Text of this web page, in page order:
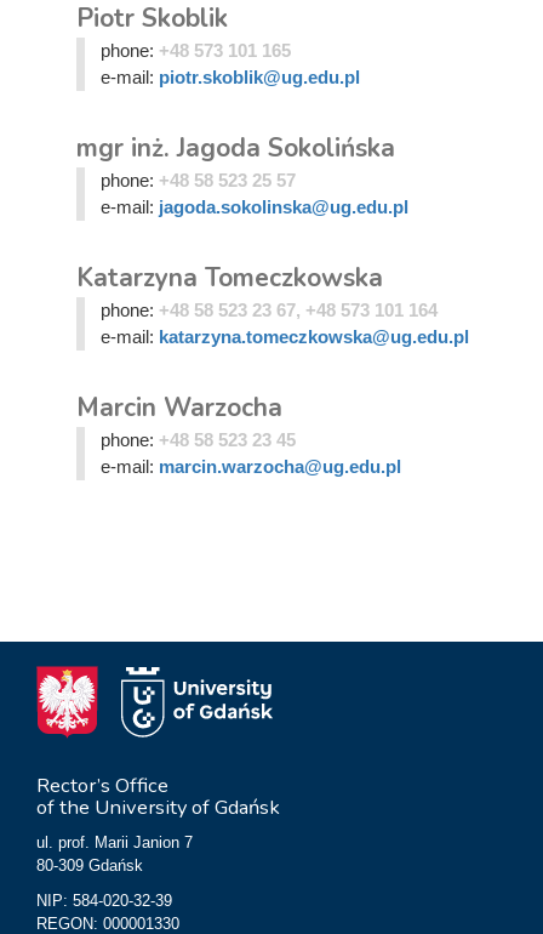
Piotr Skoblik
phone: +48 573 101 165
e-mail: piotr.skoblik@ug.edu.pl
mgr inż. Jagoda Sokolińska
phone: +48 58 523 25 57
e-mail: jagoda.sokolinska@ug.edu.pl
Katarzyna Tomeczkowska
phone: +48 58 523 23 67, +48 573 101 164
e-mail: katarzyna.tomeczkowska@ug.edu.pl
Marcin Warzocha
phone: +48 58 523 23 45
e-mail: marcin.warzocha@ug.edu.pl
Rector’s Office
of the University of Gdańsk
ul. prof. Marii Janion 7
80-309 Gdańsk
NIP: 584-020-32-39
REGON: 000001330